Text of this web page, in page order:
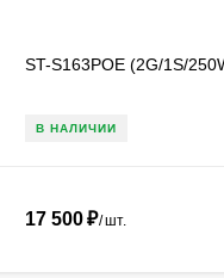
ST-S163POE (2G/1S/
В НАЛИЧИИ
17 500 ₽/шт.